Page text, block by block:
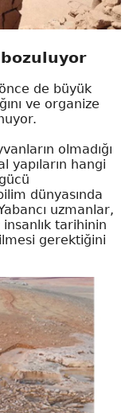
de büyük
ve organize
olmadığı
yapıların hangi
dünyasında
uzmanlar,
insanlık tarihinin
gerektiğini